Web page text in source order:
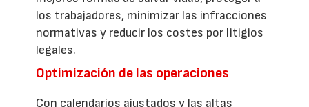
los trabajadores, minimizar las infracciones
normativas y reducir los costes por litigios
legales.
Optimización de las operaciones
Con calendarios ajustados y las altas